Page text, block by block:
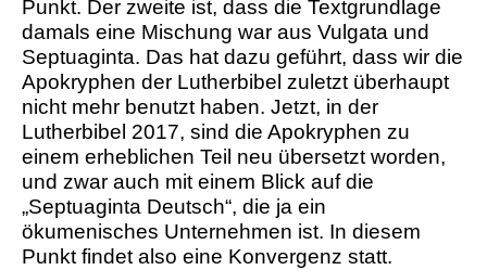
Punkt. Der zweite ist, dass die Textgrundlage
damals eine Mischung war aus Vulgata und
Septuaginta. Das hat dazu geführt, dass wir die
Apokryphen der Lutherbibel zuletzt überhaupt
nicht mehr benutzt haben. Jetzt, in der
Lutherbibel 2017, sind die Apokryphen zu
einem erheblichen Teil neu übersetzt worden,
und zwar auch mit einem Blick auf die
„Septuaginta Deutsch“, die ja ein
ökumenisches Unternehmen ist. In diesem
Punkt findet also eine Konvergenz statt.